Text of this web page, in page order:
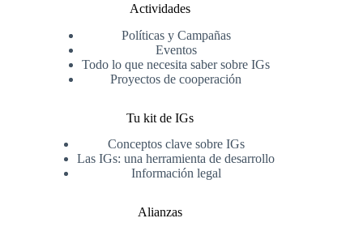
Actividades
Políticas y Campañas
Eventos
Todo lo que necesita saber sobre IGs
Proyectos de cooperación
Tu kit de IGs
Conceptos clave sobre IGs
Las IGs: una herramienta de desarrollo
Información legal
Alianzas